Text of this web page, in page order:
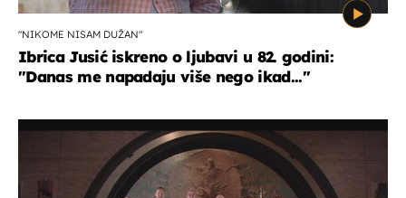
"NIKOME NISAM DUŽAN"
Ibrica Jusić iskreno o ljubavi u 82. godini:
"Danas me napadaju više nego ikad..."